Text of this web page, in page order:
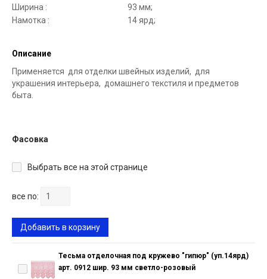
Ширина :
93 мм;
Намотка :
14 ярд;
Описание
Применяется для отделки швейных изделий, для
украшения интерьера, домашнего текстиля и предметов
быта.
Фасовка
Выбрать все на этой странице
все по:
Добавить в корзину
Тесьма отделочная под кружево "гипюр" (уп.14ярд)
арт. 0912 шир. 93 мм светло-розовый